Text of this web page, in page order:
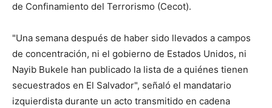
de Confinamiento del Terrorismo (Cecot).
"Una semana después de haber sido llevados a campos
de concentración, ni el gobierno de Estados Unidos, ni
Nayib Bukele han publicado la lista de a quiénes tienen
secuestrados en El Salvador", señaló el mandatario
izquierdista durante un acto transmitido en cadena